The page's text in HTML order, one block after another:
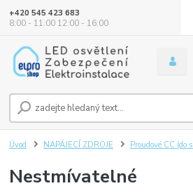
+420 545 423 683
8:00 - 11:00 12:00 - 16:00
Úvod NAPÁJECÍ ZDROJE Proudové CC (do
Nestmívatelné